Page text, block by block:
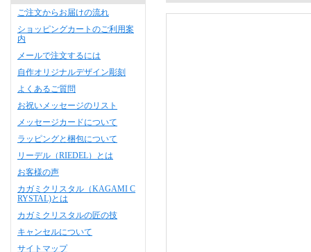
ご注文からお届けの流れ
ショッピングカートのご利用案
内
メールで注文するには
自作オリジナルデザイン彫刻
よくあるご質問
お祝いメッセージのリスト
メッセージカードについて
ラッピングと梱包について
リーデル（RIEDEL）とは
お客様の声
カガミクリスタル（KAGAMI C
RYSTAL)とは
カガミクリスタルの匠の技
キャンセルについて
サイトマップ